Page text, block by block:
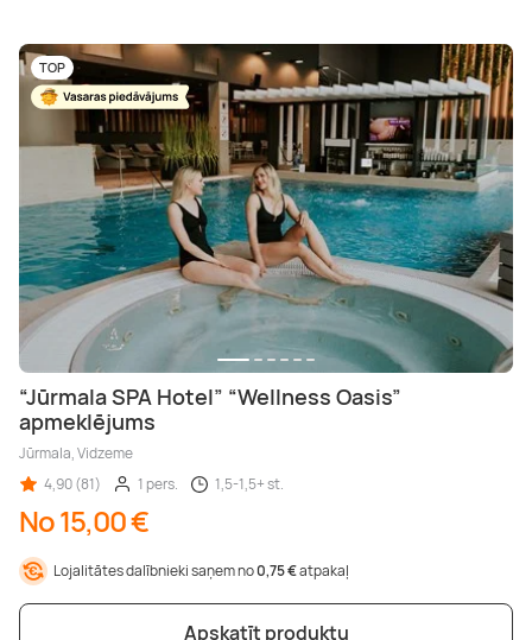
TOP
“Jūrmala SPA Hotel” “Wellness Oasis”
apmeklējums
Jūrmala, Vidzeme
4,90 (81)
1 pers. 1,5-1,5+ st.
No 15,00 €
Lojalitātes dalībnieki saņem no0,75 €atpakaļ
Apskatīt produktu